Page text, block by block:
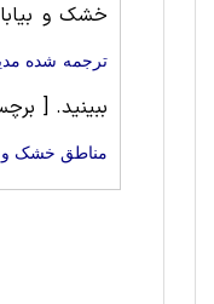
خشک و
ترجمه شده
ببینید.[
مناطق خشک و